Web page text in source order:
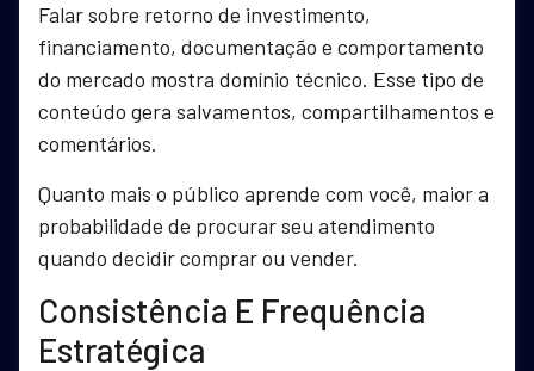
Falar sobre retorno de investimento,
financiamento, documentação e comportamento
do mercado mostra domínio técnico. Esse tipo de
conteúdo gera salvamentos, compartilhamentos e
comentários.
Quanto mais o público aprende com você, maior a
probabilidade de procurar seu atendimento
quando decidir comprar ou vender.
Consistência E Frequência
Estratégica